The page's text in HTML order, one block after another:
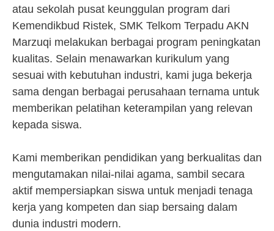
atau sekolah pusat keunggulan program dari
Kemendikbud Ristek, SMK Telkom Terpadu AKN
Marzuqi melakukan berbagai program peningkatan
kualitas. Selain menawarkan kurikulum yang
sesuai with kebutuhan industri, kami juga bekerja
sama dengan berbagai perusahaan ternama untuk
memberikan pelatihan keterampilan yang relevan
kepada siswa.
Kami memberikan pendidikan yang berkualitas dan
mengutamakan nilai-nilai agama, sambil secara
aktif mempersiapkan siswa untuk menjadi tenaga
kerja yang kompeten dan siap bersaing dalam
dunia industri modern.